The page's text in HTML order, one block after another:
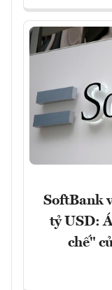
SoftBank
tỷ USD:
chế"